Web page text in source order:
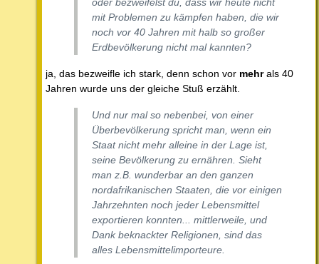
oder bezweifelst du, dass wir heute nicht
mit Problemen zu kämpfen haben, die wir
noch vor 40 Jahren mit halb so großer
Erdbevölkerung nicht mal kannten?
ja, das bezweifle ich stark, denn schon vor mehrals 40
Jahren wurde uns der gleiche Stuß erzählt.
Und nur mal so nebenbei, von einer
Überbevölkerung spricht man, wenn ein
Staat nicht mehr alleine in der Lage ist,
seine Bevölkerung zu ernähren. Sieht
man z.B. wunderbar an den ganzen
nordafrikanischen Staaten, die vor einigen
Jahrzehnten noch jeder Lebensmittel
exportieren konnten... mittlerweile, und
Dank beknackter Religionen, sind das
alles Lebensmittelimporteure.